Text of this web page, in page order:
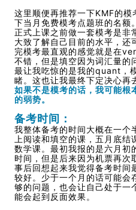
这里顺便再推荐一下KMF的
下当月免费模考点题班的名额
正式上课之前做一套模考是非
大致了解自己目前的水平，还
完模考最直观的感觉就是在
不错，但是填空因为词汇量的
最让我吃惊的是我的quant，
睹。这也让我最终下定决心再
如果不是模考的话，我可能根
的弱势。
备考时间：
我整体备考的时间大概在一个
上阅读和填空的课，五月底
数学课。最初我报的是六月初
时间，但是后来因为机票再次
事后回想起来我觉得备考时间
较好。少于一个月的话可能会
够的问题，也会让自己处于一
能会起到反面效果。